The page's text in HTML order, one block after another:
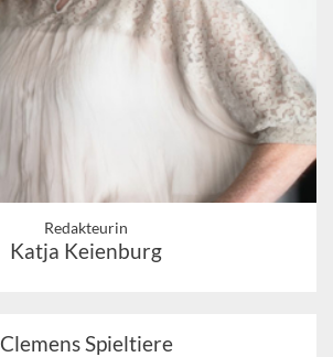
Redakteurin
Katja Keienburg
Clemens Spieltiere